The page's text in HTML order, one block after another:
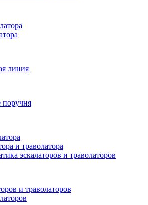
линия
и траволатора
эскалаторов и траволаторов
и траволаторов